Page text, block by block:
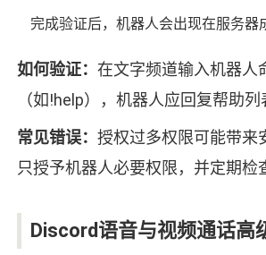
完成验证后，机器人会出现在服务器
如何验证： 在文字频道输入机器人
（如!help），机器人应回复帮助列
常见错误： 授权过多权限可能带来
只授予机器人必要权限，并定期检
Discord语音与视频通话高